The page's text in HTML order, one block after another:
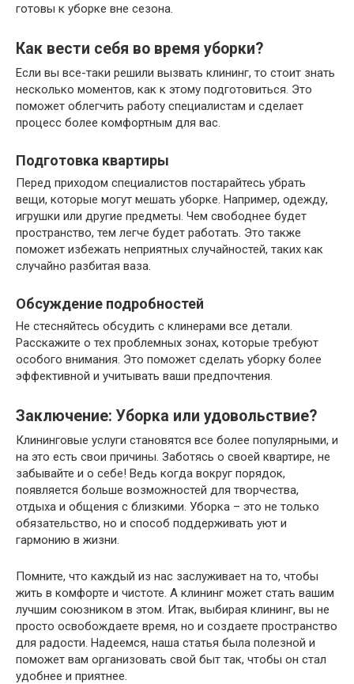
готовы к уборке вне сезона.
Как вести себя во время уборки?
Если вы все-таки решили вызвать клининг, то стоит знать
несколько моментов, как к этому подготовиться. Это
поможет облегчить работу специалистам и сделает
процесс более комфортным для вас.
Подготовка квартиры
Перед приходом специалистов постарайтесь убрать
вещи, которые могут мешать уборке. Например, одежду,
игрушки или другие предметы. Чем свободнее будет
пространство, тем легче будет работать. Это также
поможет избежать неприятных случайностей, таких как
случайно разбитая ваза.
Обсуждение подробностей
Не стесняйтесь обсудить с клинерами все детали.
Расскажите о тех проблемных зонах, которые требуют
особого внимания. Это поможет сделать уборку более
эффективной и учитывать ваши предпочтения.
Заключение: Уборка или удовольствие?
Клининговые услуги становятся все более популярными, и
на это есть свои причины. Заботясь о своей квартире, не
забывайте и о себе! Ведь когда вокруг порядок,
появляется больше возможностей для творчества,
отдыха и общения с близкими. Уборка – это не только
обязательство, но и способ поддерживать уют и
гармонию в жизни.
Помните, что каждый из нас заслуживает на то, чтобы
жить в комфорте и чистоте. А клининг может стать вашим
лучшим союзником в этом. Итак, выбирая клининг, вы не
просто освобождаете время, но и создаете пространство
для радости. Надеемся, наша статья была полезной и
поможет вам организовать свой быт так, чтобы он стал
удобнее и приятнее.